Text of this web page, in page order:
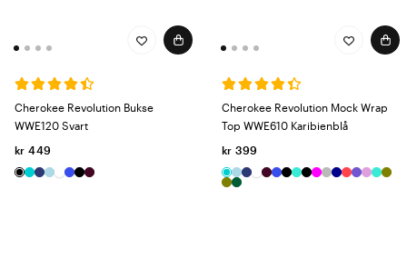
Cherokee Revolution Bukse
WWE120 Svart
kr 449
Cherokee Revolution Mock Wrap
Top WWE610 Karibienblå
kr 399